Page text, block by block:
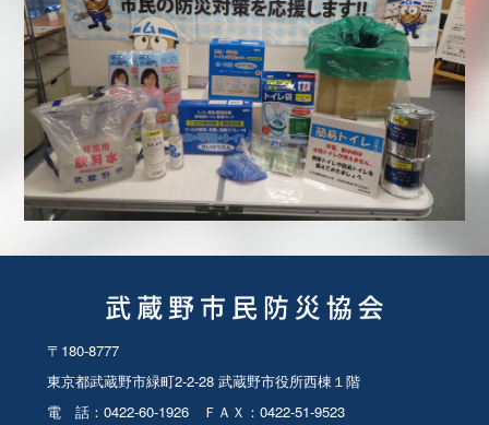
第17期防災推進員の募集は終了しました。
2026.04.30
防災推進員限定防災推進員専用ページを更新し
ました。
2026.04.27
「 はらっぱ水防・防災フェスタむさしの2026」（5
月9日（土）9：30～12：30）が開催されます。
第17期防災推進員を募集しています。
2026.04.06
防災推進員限定防災推進員専用ページを更新し
ました。
2026.3.25
「 第34回武蔵野桜まつり」（3/29（日） 10:00～
〒180-8777
東京都武蔵野市緑町2-2-28 武蔵野市役所西棟１階
電 話：0422-60-1926 ＦＡＸ：0422-51-9523